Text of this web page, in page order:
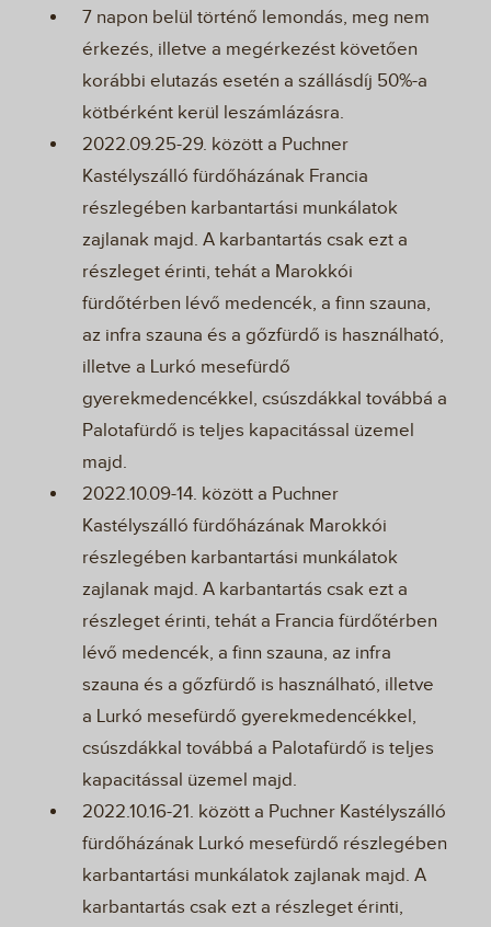
7 napon belül történő lemondás, meg nem
érkezés, illetve a megérkezést követően
korábbi elutazás esetén a szállásdíj 50%-a
kötbérként kerül leszámlázásra.
2022.09.25-29. között a Puchner
Kastélyszálló fürdőházának Francia
részlegében karbantartási munkálatok
zajlanak majd. A karbantartás csak ezt a
részleget érinti, tehát a Marokkói
fürdőtérben lévő medencék, a finn szauna,
az infra szauna és a gőzfürdő is használható,
illetve a Lurkó mesefürdő
gyerekmedencékkel, csúszdákkal továbbá a
Palotafürdő is teljes kapacitással üzemel
majd.
2022.10.09-14. között a Puchner
Kastélyszálló fürdőházának Marokkói
részlegében karbantartási munkálatok
zajlanak majd. A karbantartás csak ezt a
részleget érinti, tehát a Francia fürdőtérben
lévő medencék, a finn szauna, az infra
szauna és a gőzfürdő is használható, illetve
a Lurkó mesefürdő gyerekmedencékkel,
csúszdákkal továbbá a Palotafürdő is teljes
kapacitással üzemel majd.
2022.10.16-21. között a Puchner Kastélyszálló
fürdőházának Lurkó mesefürdő részlegében
karbantartási munkálatok zajlanak majd. A
karbantartás csak ezt a részleget érinti,